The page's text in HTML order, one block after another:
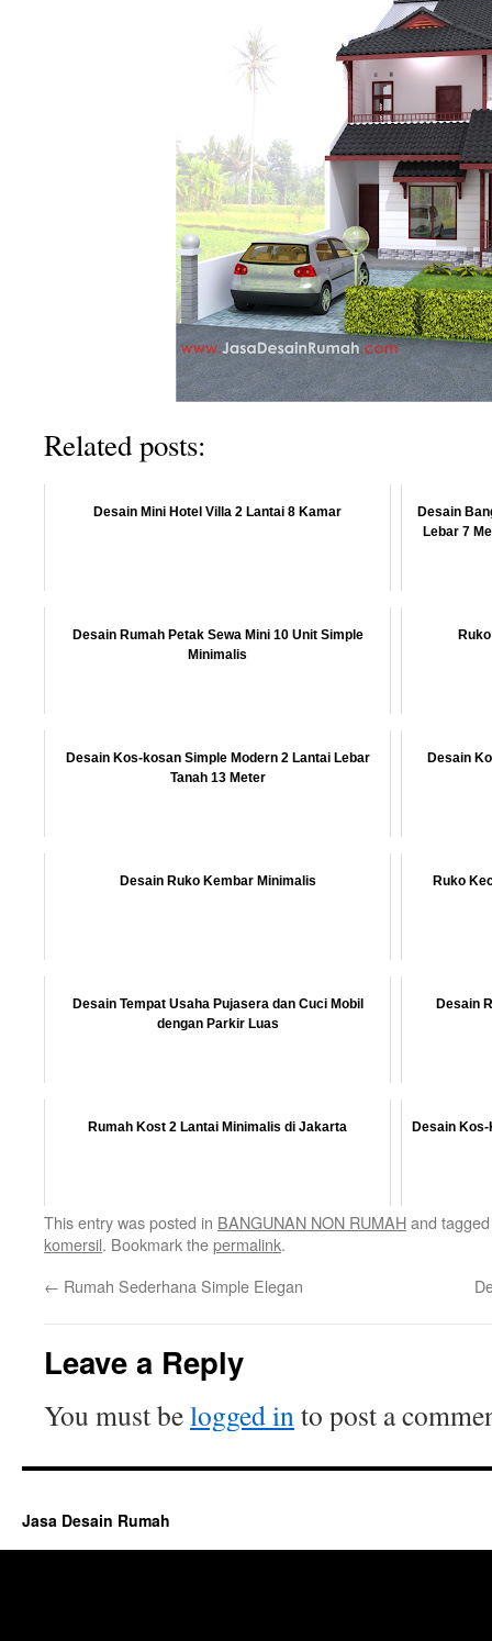
Related posts:
Desain Mini Hotel Villa 2 Lantai 8 Kamar
Desain
Lebar 7
Desain Rumah Petak Sewa Mini 10 Unit Simple
Minimalis
Desain Kos-kosan Simple Modern 2 Lantai Lebar
Tanah 13 Meter
Desain
Desain Ruko Kembar Minimalis Ruko
Desain Tempat Usaha Pujasera dan Cuci Mobil
dengan Parkir Luas
Desain
Rumah Kost 2 Lantai Minimalis di Jakarta Desain
This entry was posted in BANGUNAN NON RUMAHand
komersil. Bookmark thepermalink.
← Rumah Sederhana Simple Elegan
Leave a Reply
You must belogged into post a
Jasa Desain Rumah